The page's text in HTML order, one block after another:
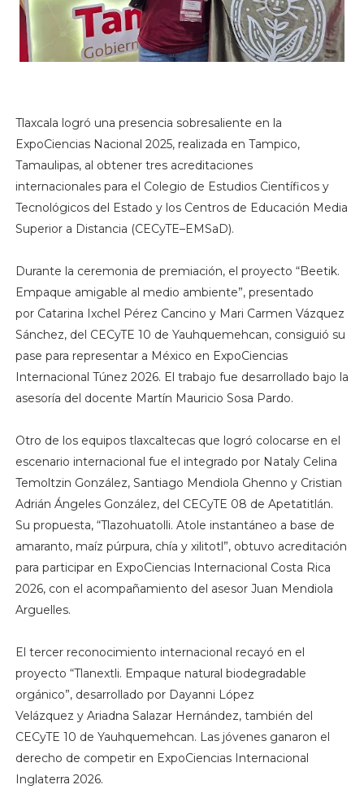
Tlaxcala logró una presencia sobresaliente en la
ExpoCiencias Nacional 2025, realizada en Tampico,
Tamaulipas, al obtener tres acreditaciones
internacionales para el Colegio de Estudios Científicos y
Tecnológicos del Estado y los Centros de Educación Media
Superior a Distancia (CECyTE–EMSaD).
Durante la ceremonia de premiación, el proyecto “Beetik.
Empaque amigable al medio ambiente”, presentado
por Catarina Ixchel Pérez Cancino y Mari Carmen Vázquez
Sánchez, del CECyTE 10 de Yauhquemehcan, consiguió su
pase para representar a México en ExpoCiencias
Internacional Túnez 2026. El trabajo fue desarrollado bajo la
asesoría del docente Martín Mauricio Sosa Pardo.
Otro de los equipos tlaxcaltecas que logró colocarse en el
escenario internacional fue el integrado por Nataly Celina
Temoltzin González, Santiago Mendiola Ghenno y Cristian
Adrián Ángeles González, del CECyTE 08 de Apetatitlán.
Su propuesta, “Tlazohuatolli. Atole instantáneo a base de
amaranto, maíz púrpura, chía y xilitotl”, obtuvo acreditación
para participar en ExpoCiencias Internacional Costa Rica
2026, con el acompañamiento del asesor Juan Mendiola
Arguelles.
El tercer reconocimiento internacional recayó en el
proyecto “Tlanextli. Empaque natural biodegradable
orgánico”, desarrollado por Dayanni López
Velázquez y Ariadna Salazar Hernández, también del
CECyTE 10 de Yauhquemehcan. Las jóvenes ganaron el
derecho de competir en ExpoCiencias Internacional
Inglaterra 2026.